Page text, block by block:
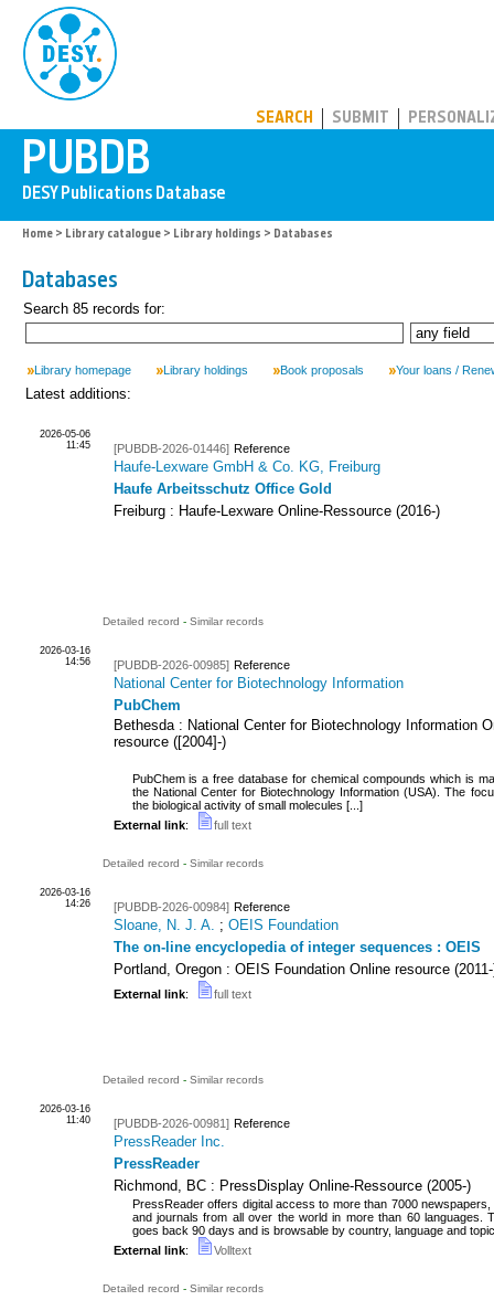
SEARCH SUBMIT
Home > Library catalogue > Library holdings > Databases
Library homepage Library holdings Book proposals Your loans /
Databases
Search 85 records for:
Latest additions:
2026-05-06
11:45
[PUBDB-2026-01446] Reference
Haufe-Lexware GmbH & Co. KG, Freiburg
Haufe Arbeitsschutz Office Gold
Freiburg : Haufe-Lexware Online-Ressource (2016-)
Detailed record - Similar records
2026-03-16
14:56
[PUBDB-2026-00985] Reference
National Center for Biotechnology Information
PubChem
Bethesda : National Center for Biotechnology Information
resource ([2004]-)
PubChem is a free database for chemical compounds which is
the National Center for Biotechnology Information (USA). The
the biological activity of small molecules [...]
External link: full text
Detailed record - Similar records
2026-03-16
14:26
[PUBDB-2026-00984] Reference
Sloane, N. J. A. ; OEIS Foundation
The on-line encyclopedia of integer sequences : OEIS
Portland, Oregon : OEIS Foundation Online resource (2011-
External link: full text
Detailed record - Similar records
2026-03-16
11:40
[PUBDB-2026-00981] Reference
PressReader Inc.
PressReader
Richmond, BC : PressDisplay Online-Ressource (2005-)
PressReader offers digital access to more than 7000 newspapers,
and journals from all over the world in more than 60 languages.
goes back 90 days and is browsable by country, language and topic
External link: Volltext
Detailed record - Similar records